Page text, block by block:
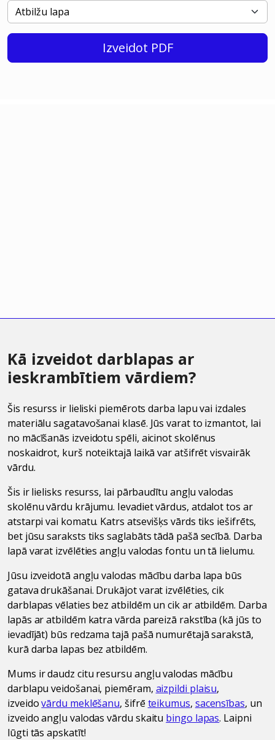
Izveidot PDF
Kā izveidot darblapas ar
ieskrambītiem vārdiem?
Šis resurss ir lieliski piemērots darba lapu vai izdales
materiālu sagatavošanai klasē. Jūs varat to izmantot, lai
no mācīšanās izveidotu spēli, aicinot skolēnus
noskaidrot, kurš noteiktajā laikā var atšifrēt visvairāk
vārdu.
Šis ir lielisks resurss, lai pārbaudītu angļu valodas
skolēnu vārdu krājumu. Ievadiet vārdus, atdalot tos ar
atstarpi vai komatu. Katrs atsevišķs vārds tiks iešifrēts,
bet jūsu saraksts tiks saglabāts tādā pašā secībā. Darba
lapā varat izvēlēties angļu valodas fontu un tā lielumu.
Jūsu izveidotā angļu valodas mācību darba lapa būs
gatava drukāšanai. Drukājot varat izvēlēties, cik
darblapas vēlaties bez atbildēm un cik ar atbildēm. Darba
lapās ar atbildēm katra vārda pareizā rakstība (kā jūs to
ievadījāt) būs redzama tajā pašā numurētajā sarakstā,
kurā darba lapas bez atbildēm.
Mums ir daudz citu resursu angļu valodas mācību
darblapu veidošanai, piemēram, aizpildi plaisu,
izveidovārdu meklēšanu, šifrē teikumus, sacensības, un
izveido angļu valodas vārdu skaitu bingo lapas. Laipni
lūgti tās apskatīt!